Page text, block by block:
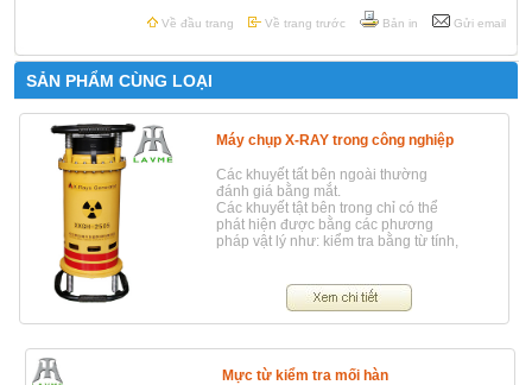
Về đầu trang Về trang trước Bản in Gửi email
SẢN PHẨM CÙNG LOẠI
Máy chụp X-RAY trong công nghiệp
Các khuyết tất bên ngoài thường
đánh giá bằng mắt.
Các khuyết tật bên trong chỉ có thể
phát hiện được bằng các phương
pháp vật lý như: kiểm tra bằng từ tính,
bức xạ ( Radiography) là phương
pháp hữu hiệu nhất hiện nay.
Mực từ kiểm tra mối hàn